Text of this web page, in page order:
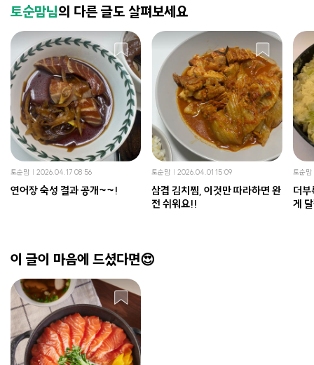
토순맘님의 다른 글도 살펴보세요
토순맘 2026.04.17 08:56
연어장 숙성 결과 공개~~!
토순맘 2026.04.01 15:09
삼겹 김치찜, 이것만 따라하면 완
전 쉬워요!!
토순맘
더부
게
이 글이 마음에 드셨다면😍